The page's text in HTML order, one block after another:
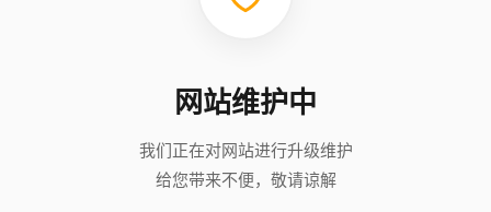
网站维护中
我们正在对网站进行升级维护
给您带来不便，敬请谅解